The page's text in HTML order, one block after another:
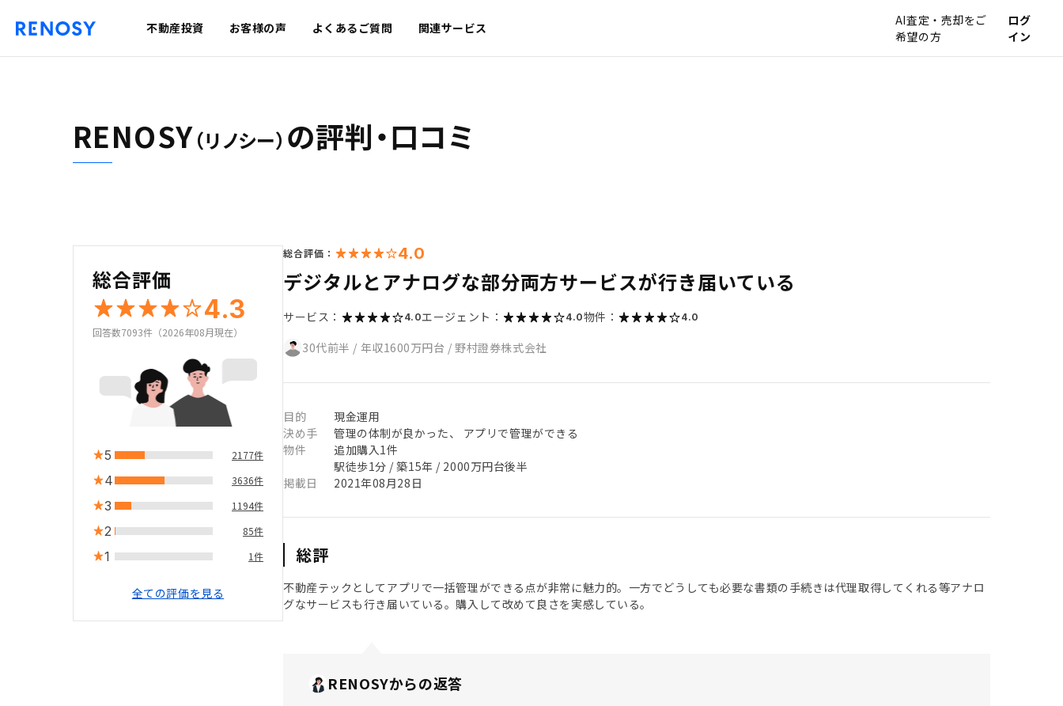
不動産投資 お客様の声 よくあるご質問 関連サービス
AI査定・売却をご
希望の方
ログ
イン
RENOSY（リノシー） の評判・口コミ
総合評価
4.3
回答数7093件（2026年08月現在）
5 2177件
4 3636件
3 1194件
2 85件
1 1件
全ての評価を見る
総合評価： 4.0
デジタルとアナログな部分両方サービスが行き届いている
サービス： 4.0エージェント： 4.0物件： 4.0
30代前半 / 年収1600万円台 / 野村證券株式会社
目的
現金運用
決め手
管理の体制が良かった、 アプリで管理ができる
物件
追加購入1件
駅徒歩1分 / 築15年 / 2000万円台後半
掲載日
2021年08月28日
総評
不動産テックとしてアプリで一括管理ができる点が非常に魅力的。一方でどうしても必要な書類の手続きは代理取得してくれる等アナロ
グなサービスも行き届いている。購入して改めて良さを実感している。
RENOSYからの返答